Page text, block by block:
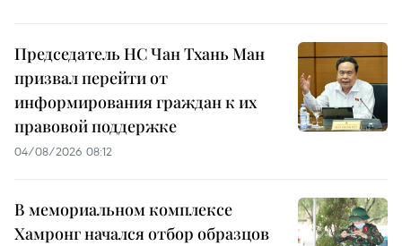
Председатель НС Чан Тхань Ман
призвал перейти от
информирования граждан к их
правовой поддержке
04/08/2026 08:12
В мемориальном комплексе
Хамронг начался отбор образцов